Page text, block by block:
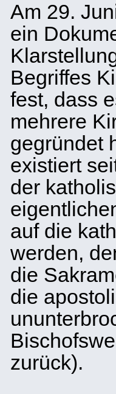
Am 29.
ein
Begriffes
fest, dass
mehrere
gegründet
existiert
der
auf die
werden,
die
die
zurück).